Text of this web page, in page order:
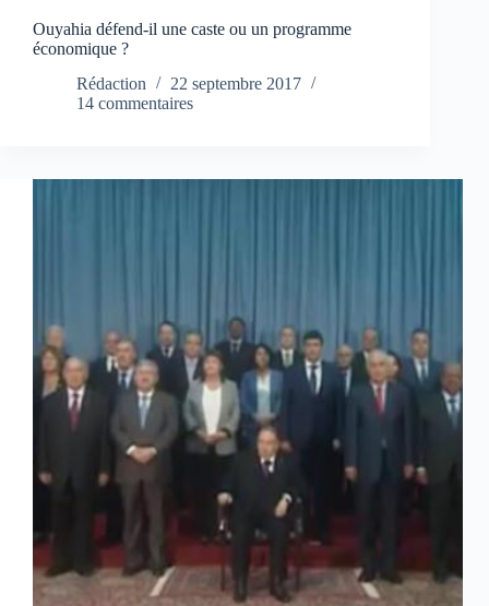
Ouyahia défend-il une caste ou un programme
économique ?
Rédaction
22 septembre 2017
14 commentaires